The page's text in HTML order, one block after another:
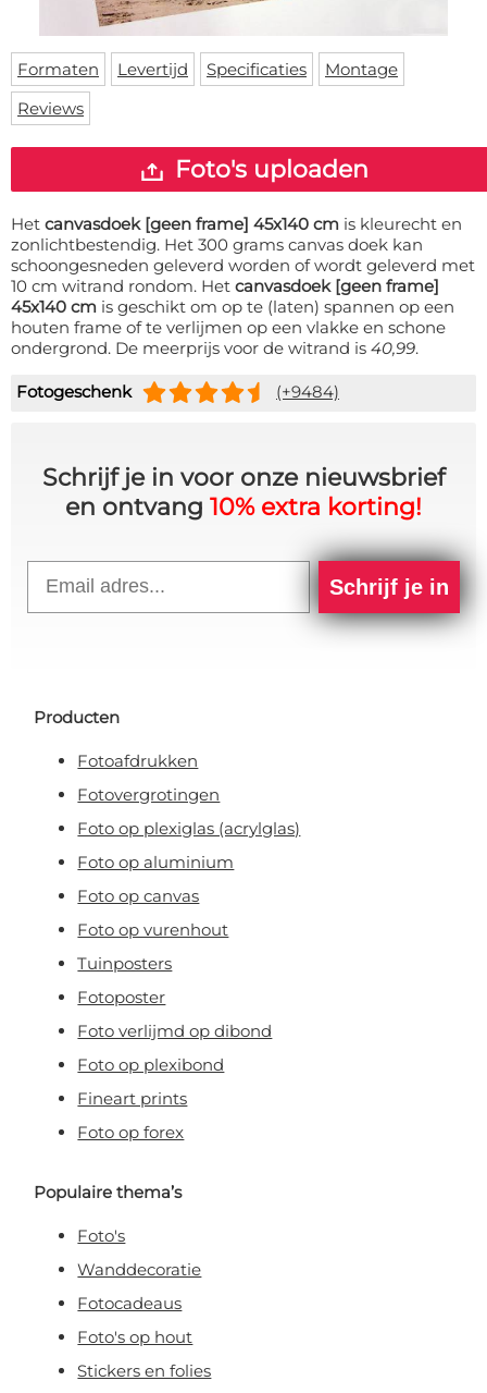
Vloermat
Skateboard deck
Levertijden
Inloggen
WhatsApp
Formaten Levertijd Specificaties
Montage
Reviews
Foto's uploaden
Het canvasdoek [geen frame] 45x140 cm is kleurecht en
zonlichtbestendig. Het 300 grams canvas doek kan
schoongesneden geleverd worden of wordt geleverd met
10 cm witrand rondom. Het canvasdoek [geen frame]
45x140 cm is geschikt om op te (laten) spannen op een
houten frame of te verlijmen op een vlakke en schone
ondergrond. De meerprijs voor de witrand is 40,99.
Fotogeschenk (+9484)
Schrijf je in voor onze nieuwsbrief
en ontvang 10% extra korting!
Schrijf je in
Producten
Fotoafdrukken
Fotovergrotingen
Foto op plexiglas (acrylglas)
Foto op aluminium
Foto op canvas
Foto op vurenhout
Tuinposters
Fotoposter
Foto verlijmd op dibond
Foto op plexibond
Fineart prints
Foto op forex
Populaire thema’s
Foto's
Wanddecoratie
Fotocadeaus
Foto's op hout
Stickers en folies